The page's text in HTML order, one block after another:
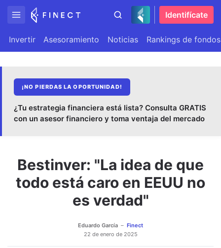
Identifícate
Invertir Asesoramiento Noticias Rankings de fondos
¡NO PIERDAS LA OPORTUNIDAD!
¿Tu estrategia financiera está lista? Consulta GRATIS
con un asesor financiero y toma ventaja del mercado
Bestinver: "La idea de que
todo está caro en EEUU no
es verdad"
Eduardo García
Finect
22 de enero de 2025